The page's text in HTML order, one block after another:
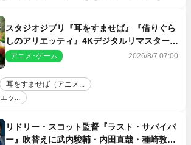
スタジオジブリ『耳をすませば』『借りぐら
しのアリエッティ』4Kデジタルリマスターで
IMAX上映決定！
アニメ･ゲーム 2026/8/7 07:00
耳をすませば（アニメ...
ッ...
リドリー・スコット監督『ラスト・サバイバ
ー』吹替えに武内駿輔・内田直哉・種崎敦